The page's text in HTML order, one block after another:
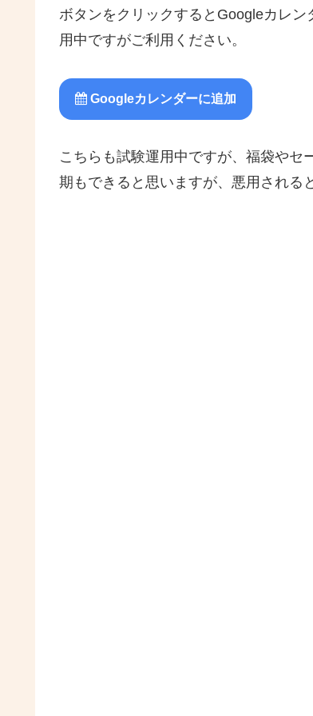
ボタンをクリックするとGoogleカレ
用中ですがご利用ください。
Googleカレンダーに追加
こちらも試験運用中ですが、福袋やセ
期もできると思いますが、悪用される